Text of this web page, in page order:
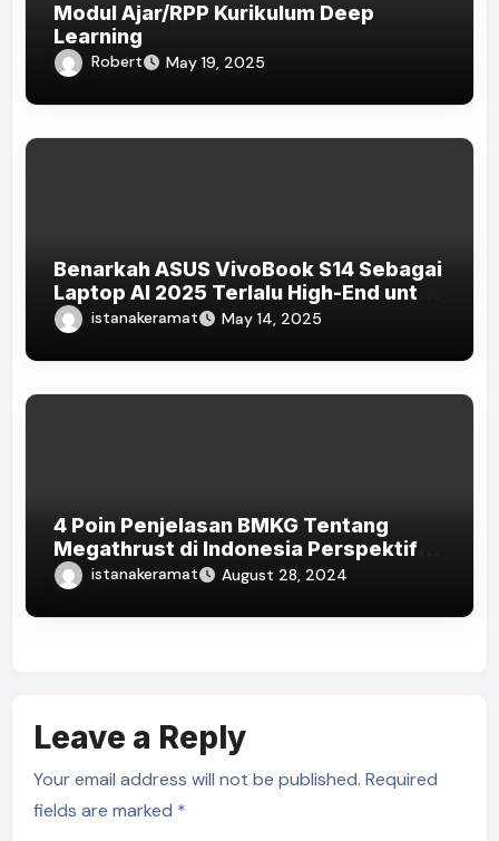
Modul Ajar/RPP Kurikulum Deep
Learning
Robert May 19, 2025
Benarkah ASUS VivoBook S14 Sebagai
Laptop AI 2025 Terlalu High-End untuk
Pelajar dan Mahasiswa?
istanakeramat May 14, 2025
4 Poin Penjelasan BMKG Tentang
Megathrust di Indonesia Perspektif
Kesiapsiagaan dan Edukasi Publik
istanakeramat August 28, 2024
Leave a Reply
Your email address will not be published. Required
fields are marked *